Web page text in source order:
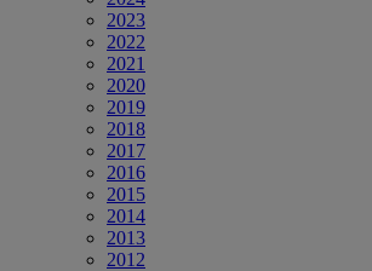
2023
2022
2021
2020
2019
2018
2017
2016
2015
2014
2013
2012